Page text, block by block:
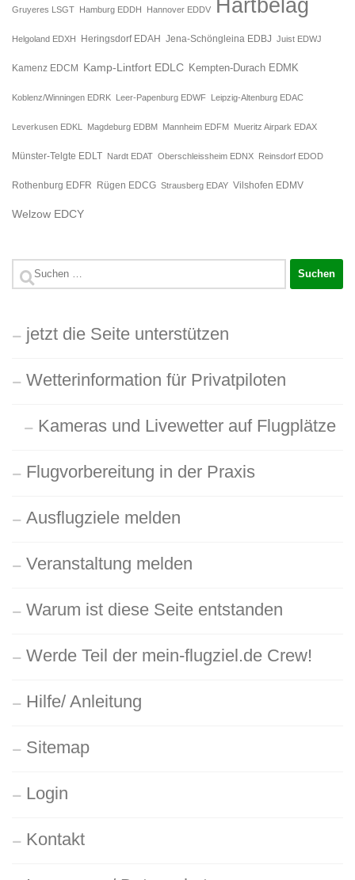
Gruyeres LSGT Hamburg EDDH Hannover EDDV Hartbelag
Helgoland EDXH Heringsdorf EDAH Jena-Schöngleina EDBJ Juist EDWJ
Kamenz EDCM Kamp-Lintfort EDLC Kempten-Durach EDMK
Koblenz/Winningen EDRK Leer-Papenburg EDWF Leipzig-Altenburg EDAC
Leverkusen EDKL Magdeburg EDBM Mannheim EDFM Mueritz Airpark EDAX
Münster-Telgte EDLT Nardt EDAT Oberschleissheim EDNX Reinsdorf EDOD
Rothenburg EDFR Rügen EDCG Strausberg EDAY Vilshofen EDMV
Welzow EDCY
Suchen
jetzt die Seite unterstützen
Wetterinformation für Privatpiloten
Kameras und Livewetter auf Flugplätze
Flugvorbereitung in der Praxis
Ausflugziele melden
Veranstaltung melden
Warum ist diese Seite entstanden
Werde Teil der mein-flugziel.de Crew!
Hilfe/ Anleitung
Sitemap
Login
Kontakt